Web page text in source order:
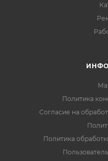
Политика
Согласие на
Политика